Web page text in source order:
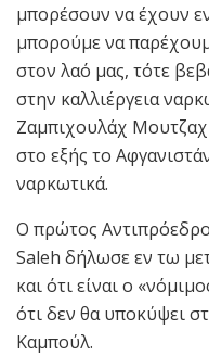
μπορέσουν να έχουν
μπορούμε να
στον λαό μας, τότε
στην καλλιέργεια
Ζαμπιχουλάχ
στο εξής το
ναρκωτικά.
Ο πρώτος
Saleh δήλωσε εν τω
και ότι είναι ο
ότι δεν θα υποκύψει
Καμπούλ.